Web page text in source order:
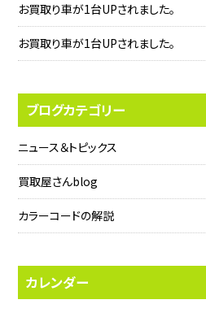
お買取り車が1台UPされました。
お買取り車が1台UPされました。
ブログカテゴリー
ニュース＆トピックス
買取屋さんblog
カラーコードの解説
カレンダー